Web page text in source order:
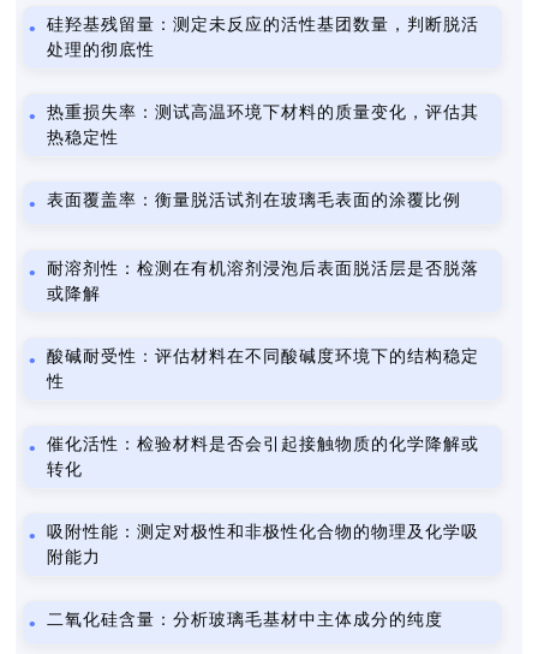
硅羟基残留量：测定未反应的活性基团数量，判断脱活
处理的彻底性
热重损失率：测试高温环境下材料的质量变化，评估其
热稳定性
表面覆盖率：衡量脱活试剂在玻璃毛表面的涂覆比例
耐溶剂性：检测在有机溶剂浸泡后表面脱活层是否脱落
或降解
酸碱耐受性：评估材料在不同酸碱度环境下的结构稳定
性
催化活性：检验材料是否会引起接触物质的化学降解或
转化
吸附性能：测定对极性和非极性化合物的物理及化学吸
附能力
二氧化硅含量：分析玻璃毛基材中主体成分的纯度